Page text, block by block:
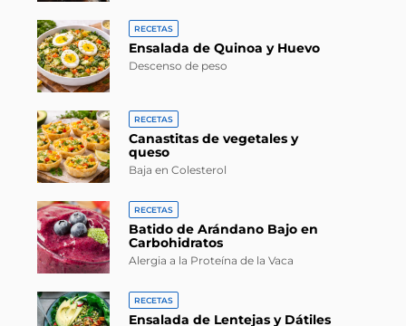
RECETAS
Ensalada de Quinoa y Huevo
Descenso de peso
RECETAS
Canastitas de vegetales y
queso
Baja en Colesterol
RECETAS
Batido de Arándano Bajo en
Carbohidratos
Alergia a la Proteína de la Vaca
RECETAS
Ensalada de Lentejas y Dátiles